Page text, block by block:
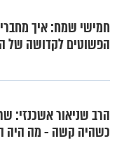
חמישי שמח: איך
הפשוטים לקדושה של
הרב שניאור אשכנזי:
כשהיה קשה - מה היה